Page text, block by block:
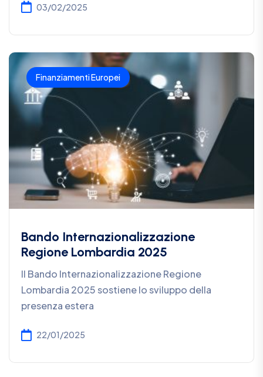
03/02/2025
Finanziamenti Europei
Bando Internazionalizzazione
Regione Lombardia 2025
Il Bando Internazionalizzazione Regione
Lombardia 2025 sostiene lo sviluppo della
presenza estera
22/01/2025